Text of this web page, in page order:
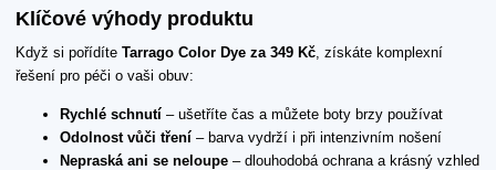
Klíčové výhody produktu
Když si pořídíte Tarrago Color Dye za 349 Kč , získáte komplexní
řešení pro péči o vaši obuv:
Rychlé schnutí – ušetříte čas a můžete boty brzy používat
Odolnost vůči tření – barva vydrží i při intenzivním nošení
Nepraská ani se neloupe – dlouhodobá ochrana a krásný vzhled